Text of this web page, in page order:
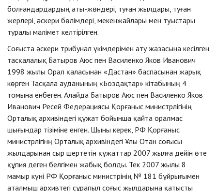
болғандардардың аты-жөндері, туған жылдары, туған
жерлері, әскери бөлімдері, мекенжайлары мен туыстары
туралы мәлімет келтірілген.
Соғыста әскери трибунал үкімдерімен ату жазасына кесілген
тасқалалық Батыров Аюс пен Василенко Яков Иванович
1998 жылы Орал қаласынан «Дастан» баспасынан жарық
көрген Тасқала ауданының «Боздақтар» кітабының 4
томына енбеген. Алайда Батыров Аюс пен Василенко Яков
Иванович Ресей Федерациясы Қорғаныс министрлігінің
Орталық архивіндегі құжат бойынша қайта оралмас
шығындар тізіміне енген. Шыны керек, РФ Қорғаныс
министрлігінң Орталық архивіндегі Ұлы Отан соғысы
жылдарынан сыр шертетін құжаттар 2007 жылға дейін өте
құпия деген белгімен жабық болды. Тек 2007 жылы 8
мамыр күні РФ Қорғаныс министрінің № 181 бұйрығымен
аталмыш архивтегі сұрапыл соғыс жылдарына қатысты